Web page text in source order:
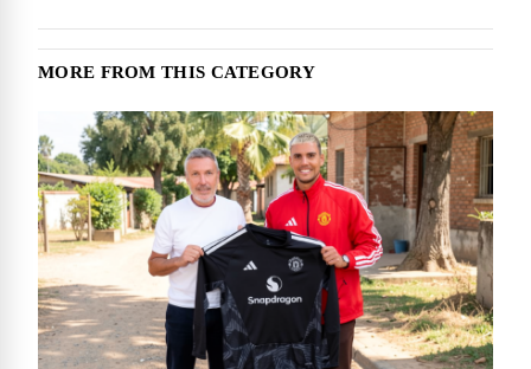
MORE FROM THIS CATEGORY